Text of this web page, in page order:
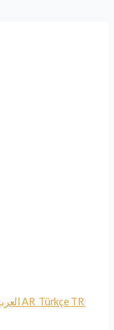
AR Türkçe TR